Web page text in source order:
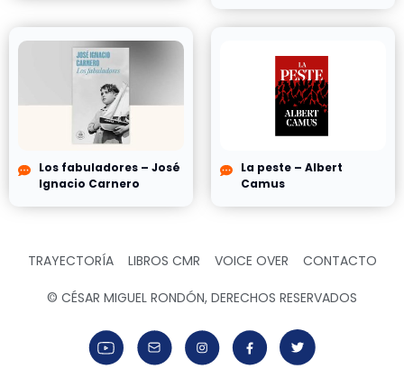
Los fabuladores – José
Ignacio Carnero
La peste – Albert
Camus
TRAYECTORÍA LIBROS CMR VOICE OVER CONTACTO
© CÉSAR MIGUEL RONDÓN, DERECHOS RESERVADOS